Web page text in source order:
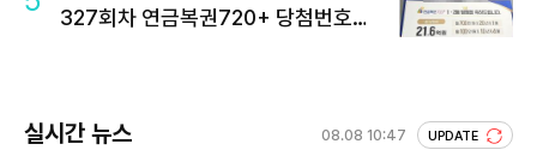
327회차 연금복권720+ 당첨번호조
실시간 뉴스 08.08 10:47 UPDATE